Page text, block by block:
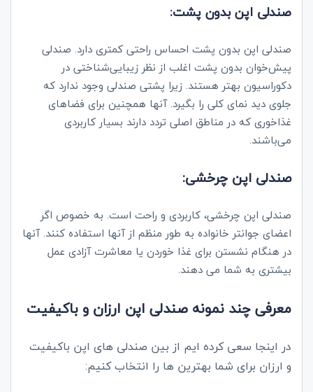
صندلی اپن بدون پشت:
صندلی اپن بدون پشت احساس راحتی کمتری دارد. صندلی
پیش‌خوان بدون پشت اغلب از نظر زیبایی‌شناختی در
دکوراسیون بهتر هستند. زیرا پشتی صندلی وجود ندارد که
جلوی دید نمای کلی را بگیرد. آنها همچنین برای فضاهای
غذاخوری که در مناطق اصلی تردد دارند بسیار کاربردی
می‌باشند.
صندلی اپن چرخشی:
صندلی اپن چرخشی، کاربردی و راحت است. به خصوص اگر
اعضای جوانتر خانواده به طور منظم از آنها استفاده کنند. آنها
در هنگام نشستن برای غذا خوردن یا معاشرت آزادی عمل
بیشتری به شما می دهند.
معرفی چند نمونه صندلی اپن ارزان و باکیفیت
در اینجا سعی کرده ایم از بین صندلی های اپن باکیفیت
و ارزان برای شما بهترین ها را انتخاب کنیم: